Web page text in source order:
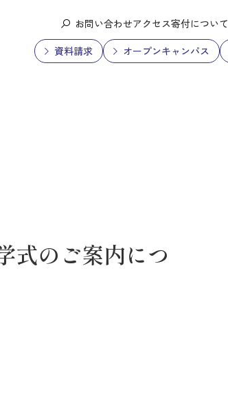
お問い合わせアクセス寄付について
資料請求 オープンキャンパス
式のご案内につ